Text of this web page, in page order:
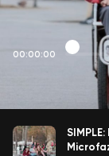
00:00:00